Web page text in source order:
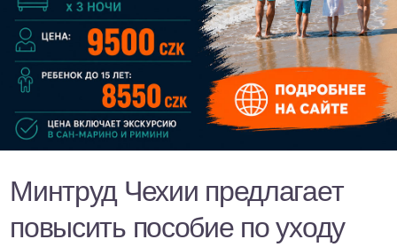
Минтруд Чехии предлагает
повысить пособие по уходу